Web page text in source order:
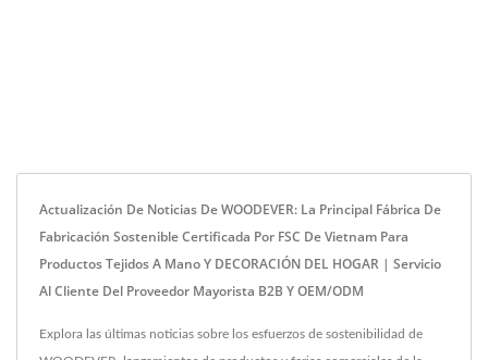
Actualización De Noticias De WOODEVER: La Principal Fábrica De
Fabricación Sostenible Certificada Por FSC De Vietnam Para
Productos Tejidos A Mano Y DECORACIÓN DEL HOGAR | Servicio
Al Cliente Del Proveedor Mayorista B2B Y OEM/ODM
Explora las últimas noticias sobre los esfuerzos de sostenibilidad de